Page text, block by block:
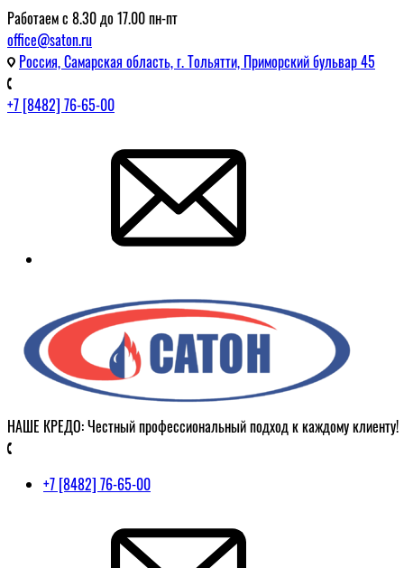
Работаем с 8.30 до 17.00 пн-пт
office@saton.ru
Россия, Самарская область, г. Тольятти, Приморский бульвар 45
+7 [8482] 76-65-00
НАШЕ КРЕДО: Честный профессиональный подход к каждому клиенту!
+7 [8482] 76-65-00